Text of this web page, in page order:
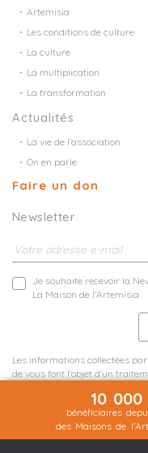
Artemisia
Les conditions de culture
La culture
La multiplication
La transformation
Actualités
La vie de l’association
On en parle
Faire un don
Newsletter
Je souhaite recevoir la
La Maison de l'Artemisia
Les informations collectées
de vous font l'objet d'un
10
bénéficiaires
des Maisons de